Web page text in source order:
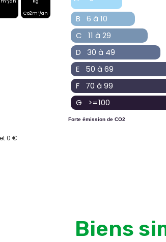
Co2m²/an
0 €
B 6 à 10
C 11 à 29
D 30 à 49
E 50 à 69
F 70 à 99
G >=100
Forte émission de CO2
Biens